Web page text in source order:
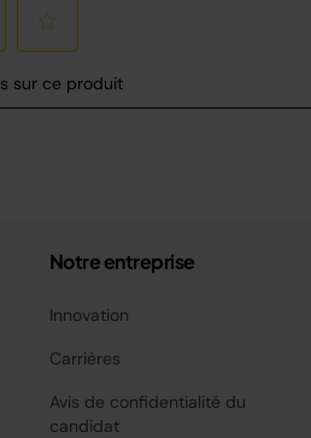
Notre entreprise
Innovation
Carrières
Avis de confidentialité du
candidat